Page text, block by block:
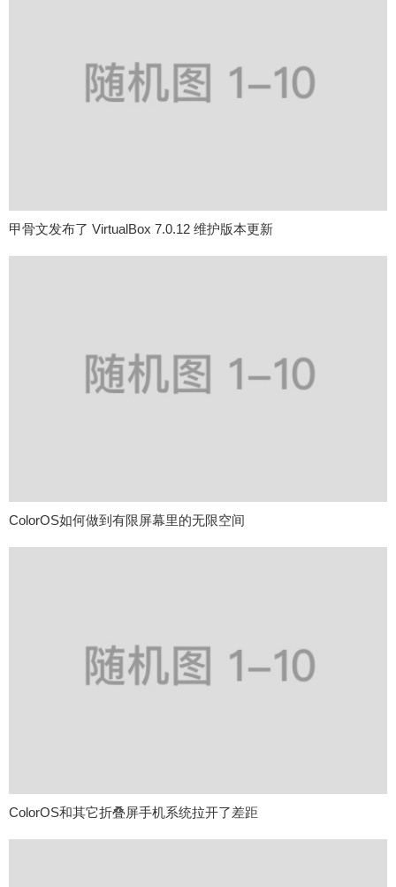
甲骨文发布了 VirtualBox 7.0.12 维护版本更新
ColorOS如何做到有限屏幕里的无限空间
ColorOS和其它折叠屏手机系统拉开了差距